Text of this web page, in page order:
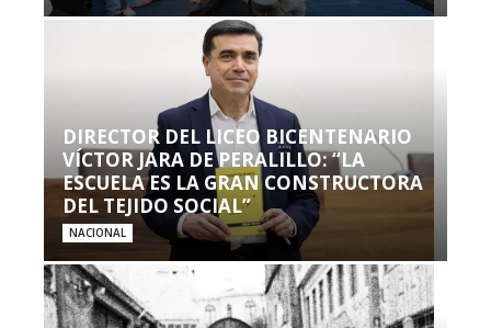
DIRECTOR DEL LICEO BICENTENARIO
VÍCTOR JARA DE PERALILLO: “LA
ESCUELA ES LA GRAN CONSTRUCTORA
DEL TEJIDO SOCIAL”
NACIONAL